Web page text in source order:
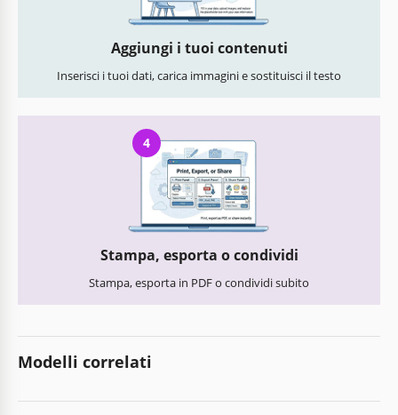
Aggiungi i tuoi contenuti
Inserisci i tuoi dati, carica immagini e sostituisci il testo
4
Stampa, esporta o condividi
Stampa, esporta in PDF o condividi subito
Modelli correlati